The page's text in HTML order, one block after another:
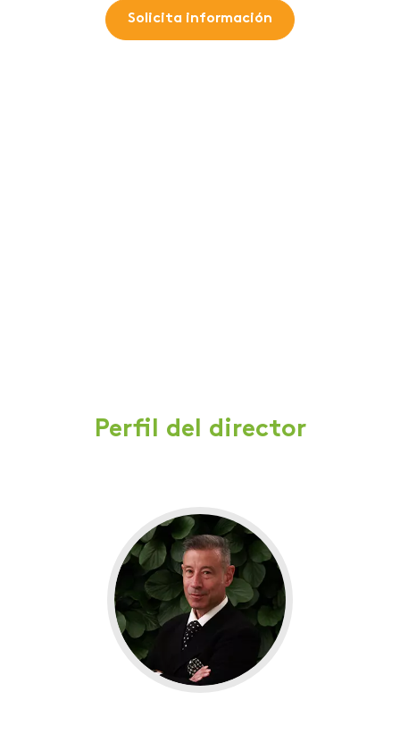
Solicita información
Perfil del director